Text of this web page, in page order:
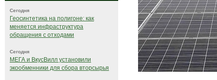
Сегодня
Геосинтетика на полигоне: как
меняется инфраструктура
обращения с отходами
Сегодня
МЕГА и ВкусВилл установили
экообменники для сбора вторсырья